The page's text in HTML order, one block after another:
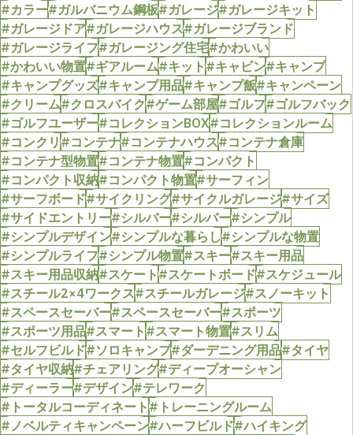
#カラー#ガルバニウム鋼板#ガレージ#ガレージキット
#ガレージドア#ガレージハウス#ガレージブランド
#ガレージライフ#ガレージング住宅#かわいい
#かわいい物置#ギアルーム#キット#キャビン#キャンプ
#キャンプグッズ#キャンプ用品#キャンプ飯#キャンペーン
#クリーム#クロスバイク#ゲーム部屋#ゴルフ#ゴルフバック
#ゴルフユーザー#コレクションBOX#コレクションルーム
#コンクリ#コンテナ#コンテナハウス#コンテナ倉庫
#コンテナ型物置#コンテナ物置#コンパクト
#コンパクト収納#コンパクト物置#サーフィン
#サーフボード#サイクリング#サイクルガレージ#サイズ
#サイドエントリー#シルバー#シルバー#シンプル
#シンプルデザイン#シンプルな暮らし#シンプルな物置
#シンプルライフ#シンプル物置#スキー#スキー用品
#スキー用品収納#スケート#スケートボード#スケジュール
#スチール2×4ワークス#スチールガレージ#スノーキット
#スペースセーバー#スペースセーバー#スポーツ
#スポーツ用品#スマート#スマート物置#スリム
#セルフビルド#ソロキャンプ#ダーデニング用品#タイヤ
#タイヤ収納#チェアリング#ディープオーシャン
#ディーラー#デザイン#テレワーク
#トータルコーディネート#トレーニングルーム
#ノベルティキャンペーン#ハーフビルド#ハイキング